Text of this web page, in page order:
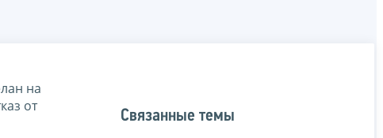
на
от
Связанные темы